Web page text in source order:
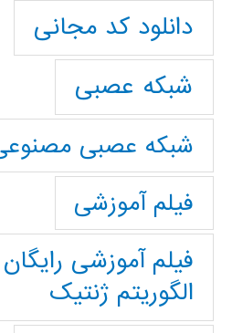
دانلود کد مجانی
شبکه عصبی
شبکه عصبی
فیلم آموزشی
فیلم آموزشی
الگوریتم ژنتیک